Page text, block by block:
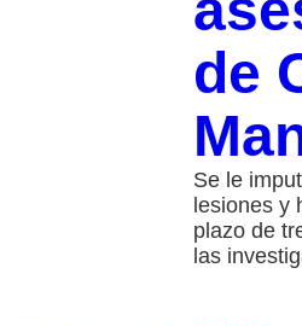
de
Se le
lesiones y
plazo de
las